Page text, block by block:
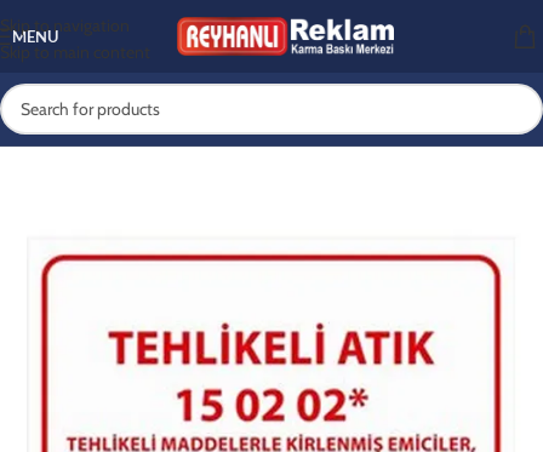
Skip to navigation
Skip to main content
MENU